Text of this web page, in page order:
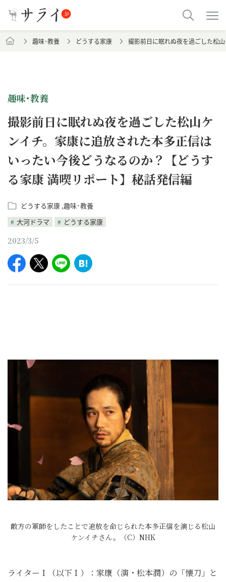
趣味･教養 どうする家康 撮影前日に眠れぬ夜を過ごした松
趣味･教養
撮影前日に眠れぬ夜を過ごした松山ケ
ンイチ。家康に追放された本多正信は
いったい今後どうなるのか？【どうす
る家康 満喫リポート】秘話発信編
どうする家康 趣味･教養
大河ドラマ
どうする家康
2023/3/5
敵方の軍師をしたことで追放を命じられた本多正信を演じる松山
ケンイチさん。（C）NHK
ライターＩ（以下Ｉ）：家康（演・松本潤）の「懐刀」と